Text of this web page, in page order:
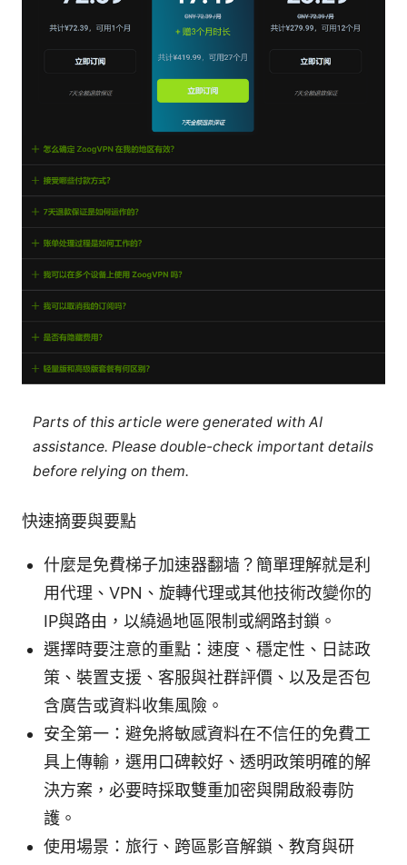
Parts of this article were generated with AI
assistance. Please double-check important details
before relying on them.
快速摘要與要點
什麼是免費梯子加速器翻墙？簡單理解就是利
用代理、VPN、旋轉代理或其他技術改變你的
IP與路由，以繞過地區限制或網路封鎖。
選擇時要注意的重點：速度、穩定性、日誌政
策、裝置支援、客服與社群評價、以及是否包
含廣告或資料收集風險。
安全第一：避免將敏感資料在不信任的免費工
具上傳輸，選用口碑較好、透明政策明確的解
決方案，必要時採取雙重加密與開啟殺毒防
護。
使用場景：旅行、跨區影音解鎖、教育與研